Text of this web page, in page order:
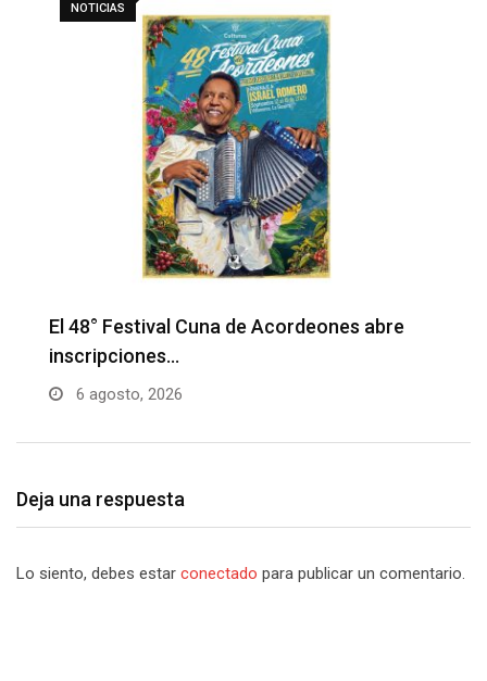
NOTICIAS
Barranquilla realizará el concierto ‘Capital
de la Patria…
6 agosto, 2026
Deja una respuesta
Lo siento, debes estar conectado para publicar un comentario.